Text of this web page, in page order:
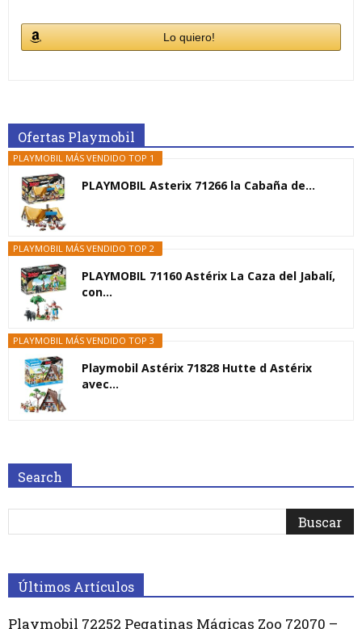
Lo quiero!
Ofertas Playmobil
PLAYMOBIL MÁS VENDIDO TOP 1
PLAYMOBIL Asterix 71266 la Cabaña de...
PLAYMOBIL MÁS VENDIDO TOP 2
PLAYMOBIL 71160 Astérix La Caza del Jabalí,
con...
PLAYMOBIL MÁS VENDIDO TOP 3
Playmobil Astérix 71828 Hutte d Astérix
avec...
Search
Últimos Artículos
Playmobil 72252 Pegatinas Mágicas Zoo 72070 –